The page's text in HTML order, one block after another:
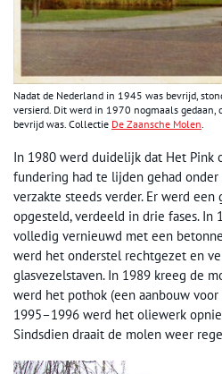
Nadat de Nederland in 1945 was bevrijd,
versierd. Dit werd in 1970 nogmaals
bevrijd was. Collectie De Zaansche Molen
In 1980 werd duidelijk dat Het Pink
fundering had te lijden gehad
verzakte steeds verder. Er werd
opgesteld, verdeeld in drie fases. In
volledig vernieuwd met een
werd het onderstel rechtgezet en
glasvezelstaven. In 1989 kreeg de
werd het pothok (een aanbouw
1995–1996 werd het oliewerk
Sindsdien draait de molen weer